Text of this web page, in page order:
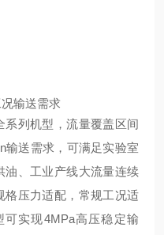
输送需求
列机型，流量覆盖区间
输送需求，可满足实验室
油、工业产线大流量连续
格压力适配，常规工况适
实现4MPa高压稳定输